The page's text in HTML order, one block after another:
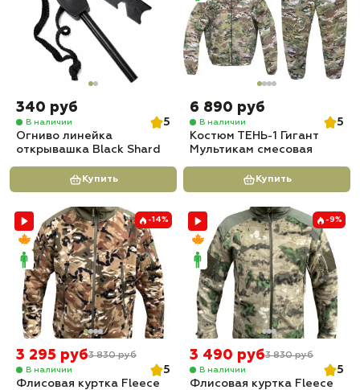
340 руб
В наличии
5
Огниво линейка
открывашка Black Shard
Купить
6 890 руб
В наличии
5
Костюм ТЕНЬ-1 Гигант
Мультикам смесовая
Купить
-14%
3 295 руб3 830 руб
В наличии
5
Флисовая куртка Fleece
-9%
3 490 руб3 830 руб
В наличии
5
Флисовая куртка Fleece